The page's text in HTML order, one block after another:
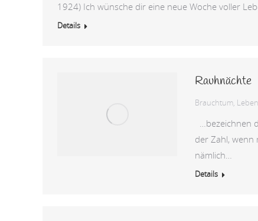
1924) Ich wünsche dir eine neue Woche voller
Details
Rauhnächte
Brauchtum,
…bezeichnen
der Zahl, wenn
nämlich…
Details